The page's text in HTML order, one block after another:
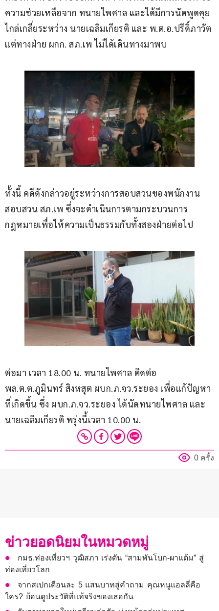
ความช่วยเหลือจาก ทนายไพศาล และได้มีการนัดพูดคุย
ไกล่เกลี่ยระหว่าง นายเฉลิมเกียรติ และ พ.ต.อ.ปรีดิ์ภาวัต
แต่ทางฝ่าย ผกก. สภ.เพ ไม่ได้เดินทางมาพบ
ทั้งนี้ คดีดังกล่าวอยู่ระหว่างการสอบสวนของพนักงาน
สอบสวน สภ.เพ ซึ่งจะดำเนินการตามกระบวนการ
กฎหมายเพื่อให้ความเป็นธรรมกับทั้งสองฝ่ายต่อไป
ต่อมา เวลา 18.00 น. ทนายไพศาล ติดต่อ
พล.ต.ต.ภูมินทร์ สิงหสุต ผบก.ภ.จว.ระยอง เพื่อแก้ปัญหา
ที่เกิดขึ้น ซึ่ง ผบก.ภ.จว.ระยอง ได้นัดทนายไพศาล และ
นายเฉลิมเกียรติ พรุ่งนี้เวลา 10.00 น.
0 ครั้ง
ข่าวยอดนิยมในหมวดหมู่
กมธ.ท่องเที่ยวฯ วุฒิสภา เร่งดัน “สามพันโบก-ผาแต้ม” สู่
ท่องเที่ยวโลก
จากสเปกเดือนละ 5 แสนบาทสู่คำถาม คุณหนูแอลลี่คือ
ใคร? ย้อนดูประวัติที่แท้จริงของเธอกัน